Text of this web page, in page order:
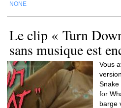
NONE
Le clip « Turn
sans musique est
Vous
Snake
for
barge